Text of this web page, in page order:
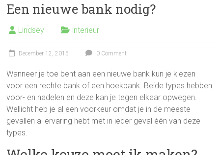
Een nieuwe bank nodig?
Lindsey interieur
December 12, 2015 0 Comment
Wanneer je toe bent aan een nieuwe bank kun je kiezen
voor een rechte bank of een hoekbank. Beide types hebben
voor- en nadelen en deze kan je tegen elkaar opwegen.
Wellicht heb je al een voorkeur omdat je in de meeste
gevallen al ervaring hebt met in ieder geval één van deze
types.